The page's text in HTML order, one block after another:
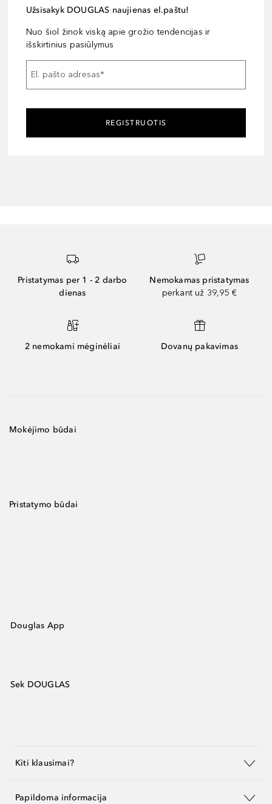
Užsisakyk DOUGLAS naujienas el.paštu!
Nuo šiol žinok viską apie grožio tendencijas ir
išskirtinius pasiūlymus
El. pašto adresas*
REGISTRUOTIS
Pristatymas per 1 - 2 darbo
dienas
Nemokamas pristatymas
perkant už 39,95 €
2 nemokami mėginėliai Dovanų pakavimas
Mokėjimo būdai
Pristatymo būdai
Douglas App
Sek DOUGLAS
Kiti klausimai?
Papildoma informacija